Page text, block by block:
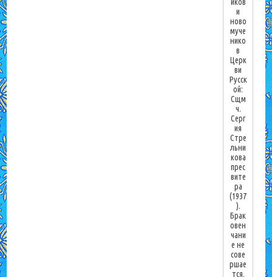
и
ново
муче
нико
в
Церк
ви
Русск
ой:
Сщм
ч.
Серг
ия
Стре
льни
кова
прес
вите
ра
(1937
).
Брак
овен
чани
е не
сове
ршае
тся.